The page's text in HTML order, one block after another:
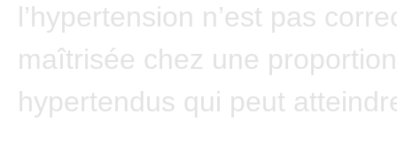
l’hypertension n’est pas
maîtrisée chez une
hypertendus qui peut